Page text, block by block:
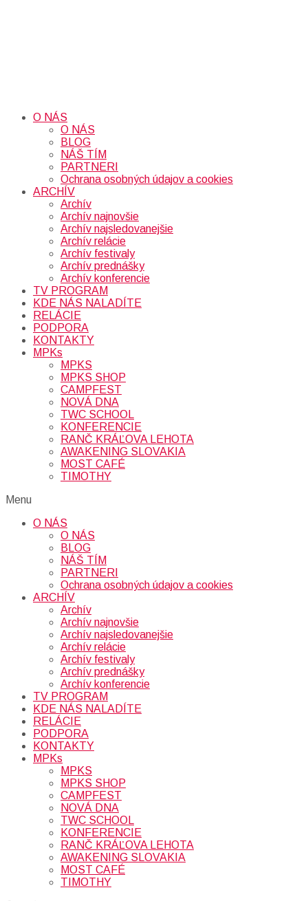
O NÁS
O NÁS
BLOG
NÁŠ TÍM
PARTNERI
Ochrana osobných údajov a cookies
ARCHÍV
Archív
Archív najnovšie
Archív najsledovanejšie
Archív relácie
Archív festivaly
Archív prednášky
Archív konferencie
TV PROGRAM
KDE NÁS NALADÍTE
RELÁCIE
PODPORA
KONTAKTY
MPKs
MPKS
MPKS SHOP
CAMPFEST
NOVÁ DNA
TWC SCHOOL
KONFERENCIE
RANČ KRÁĽOVA LEHOTA
AWAKENING SLOVAKIA
MOST CAFÉ
TIMOTHY
Menu
O NÁS
O NÁS
BLOG
NÁŠ TÍM
PARTNERI
Ochrana osobných údajov a cookies
ARCHÍV
Archív
Archív najnovšie
Archív najsledovanejšie
Archív relácie
Archív festivaly
Archív prednášky
Archív konferencie
TV PROGRAM
KDE NÁS NALADÍTE
RELÁCIE
PODPORA
KONTAKTY
MPKs
MPKS
MPKS SHOP
CAMPFEST
NOVÁ DNA
TWC SCHOOL
KONFERENCIE
RANČ KRÁĽOVA LEHOTA
AWAKENING SLOVAKIA
MOST CAFÉ
TIMOTHY